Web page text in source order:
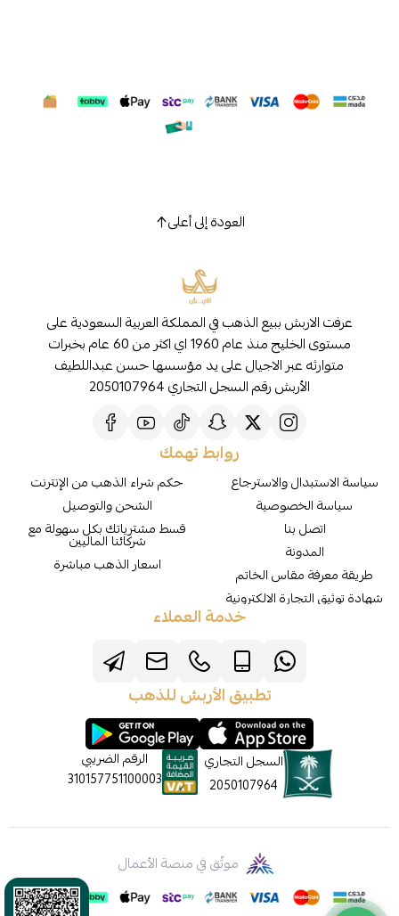
العودة إلى أعلى
عرفت الاربش ببيع الذهب في المملكة العربية السعودية على
مستوى الخليج منذ عام 1960 اي اكثر من 60 عام بخبرات
متوارثه عبر الاجيال على يد مؤسسها حسن عبداللطيف
الأربش رقم السجل التجاري 2050107964
روابط تهمك
سياسة الاستبدال والاسترجاع
سياسة الخصوصية
اتصل بنا
المدونة
طريقة معرفة مقاس الخاتم
شهادة توثيق التجارة الالكترونية
حكم شراء الذهب من الإنترنت
الشحن والتوصيل
قسط مشترياتك بكل سهولة مع
شركائنا الماليين
اسعار الذهب مباشرة
خدمة العملاء
تطبيق الأربش للذهب
السجل التجاري
2050107964
الرقم الضريبي
310157751100003
موثّق في منصة الأعمال